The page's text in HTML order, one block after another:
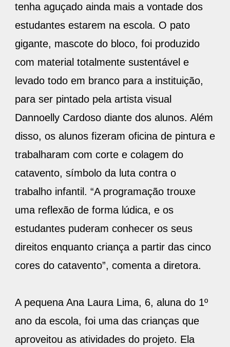
tenha aguçado ainda mais a vontade dos
estudantes estarem na escola. O pato
gigante, mascote do bloco, foi produzido
com material totalmente sustentável e
levado todo em branco para a instituição,
para ser pintado pela artista visual
Dannoelly Cardoso diante dos alunos. Além
disso, os alunos fizeram oficina de pintura e
trabalharam com corte e colagem do
catavento, símbolo da luta contra o
trabalho infantil. “A programação trouxe
uma reflexão de forma lúdica, e os
estudantes puderam conhecer os seus
direitos enquanto criança a partir das cinco
cores do catavento”, comenta a diretora.
A pequena Ana Laura Lima, 6, aluna do 1º
ano da escola, foi uma das crianças que
aproveitou as atividades do projeto. Ela